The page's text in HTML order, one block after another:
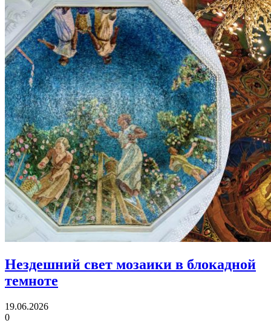
Нездешний свет мозаики в блокадной
темноте
19.06.2026
0